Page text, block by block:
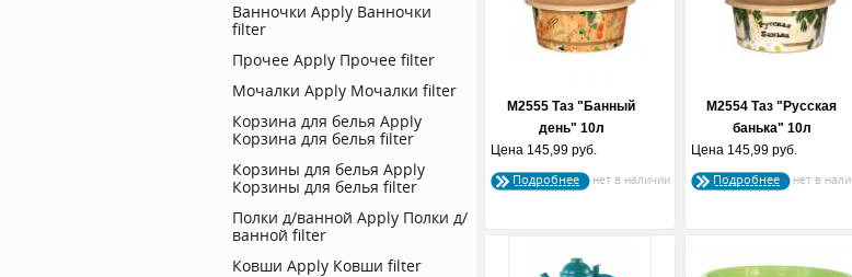
Ванночки Apply Ванночки
filter
Прочее Apply Прочее filter
Мочалки Apply Мочалки filter
Корзина для белья Apply
Корзина для белья filter
Корзины для белья Apply
Корзины для белья filter
Полки д/ванной Apply Полки д/
ванной filter
Ковши Apply Ковши filter
М2555 Таз "Банный
день" 10л
Цена 145,99 руб.
Подробнее
М2554 Таз "Русская
банька" 10л
Цена 145,99 руб.
Подробнее